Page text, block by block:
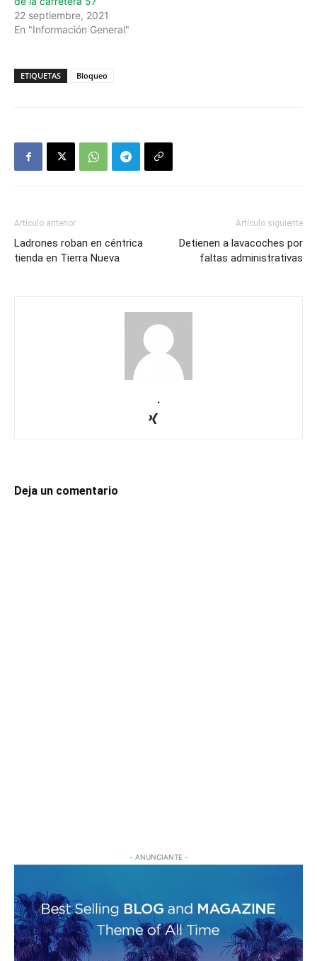
22 septiembre, 2021
En "Información General"
ETIQUETAS Bloqueo
Artículo anterior
Ladrones roban en céntrica
tienda en Tierra Nueva
Artículo siguiente
Detienen a lavacoches por
faltas administrativas
.
Deja un comentario
- ANUNCIANTE -